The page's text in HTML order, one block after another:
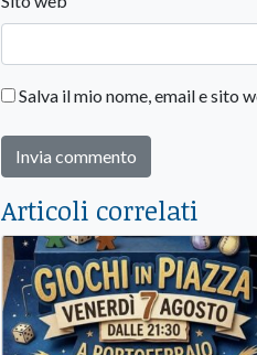
Salva il mio nome, email e sito
Articoli correlati